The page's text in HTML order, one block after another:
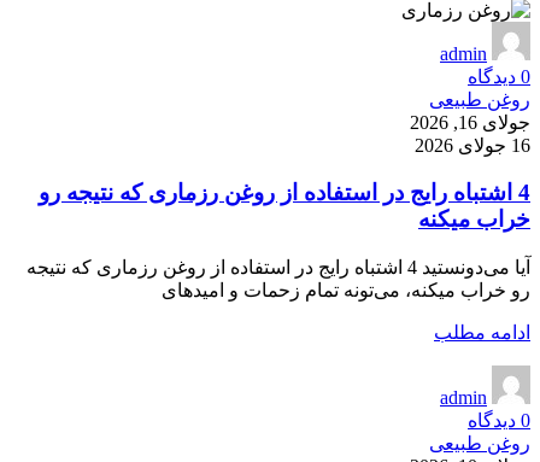
admin
0 دیدگاه
روغن طبیعی
جولای 16, 2026
16 جولای 2026
4 اشتباه رایج در استفاده از روغن رزماری که نتیجه رو
خراب میکنه
آیا می‌دونستید 4 اشتباه رایج در استفاده از روغن رزماری که نتیجه
رو خراب میکنه، می‌تونه تمام زحمات و امیدهای
ادامه مطلب
admin
0 دیدگاه
روغن طبیعی